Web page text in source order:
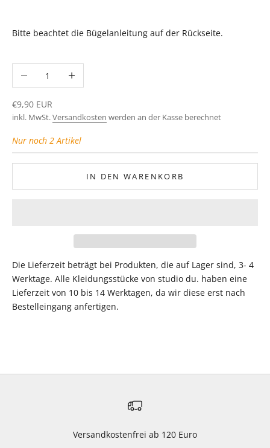
Bitte beachtet die Bügelanleitung auf der Rückseite.
Anzahl verringernAnzahl erhöhen
Angebot
€9,90 EUR
inkl. MwSt.Versandkosten werden an der Kasse berechnet
Nur noch 2 Artikel
IN DEN WARENKORB
Die Lieferzeit beträgt bei Produkten, die auf Lager sind, 3- 4
Werktage. Alle Kleidungsstücke von studio du. haben eine
Lieferzeit von 10 bis 14 Werktagen, da wir diese erst nach
Bestelleingang anfertigen.
Versandkostenfrei ab 120 Euro